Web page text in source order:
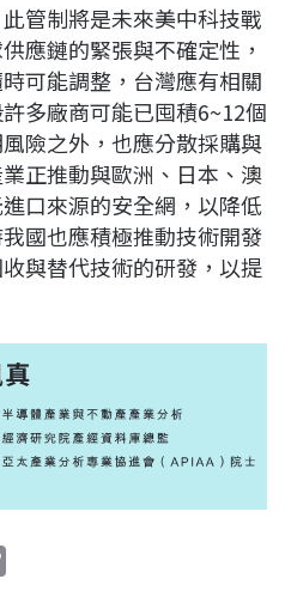
管制將是未來美中科技戰
應鏈的緊張與不確定性，
可能調整，台灣應有相關
多廠商可能已囤積6~12個
險之外，也應分散採購與
正推動與歐洲、日本、澳
口來源的安全網，以降低
國也應積極推動技術開發
與替代技術的研發，以提